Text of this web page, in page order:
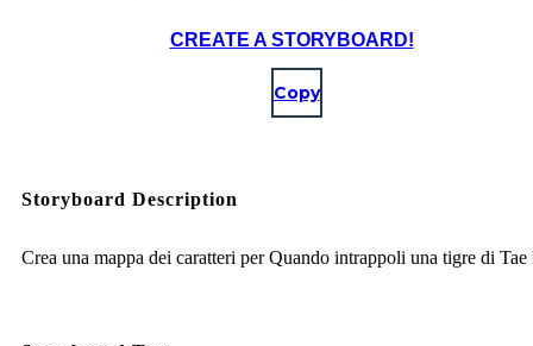
CREATE A STORYBOARD!
Copy
Storyboard Description
Crea una mappa dei caratteri per Quando intrappoli una tigre di